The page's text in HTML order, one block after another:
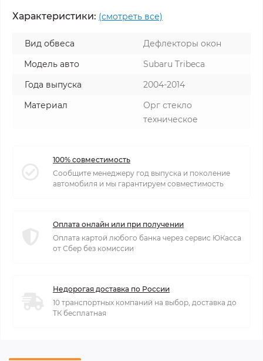
Характеристики: (смотреть все)
Вид обвеса
Дефлекторы окон
Модель авто
Subaru Tribeca
Года выпуска
2004-2014
Материал
Орг стекло
техническое
100% совместимость
Сообщите менеджеру год выпуска и поколение
автомобиля и мы гарантируем совместимость
Оплата онлайн или при получении
Оплата картой любого банка через сервис ЮКасса
от Сбер без комиссии
Недорогая доставка по России
10 транспортных компаний на выбор, доставка до
ТК бесплатная